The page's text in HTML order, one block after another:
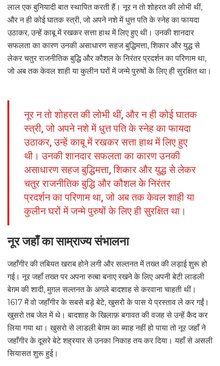
लाल एक बुनियादी बात स्थापित करती हैं। नूर न तो शोहरत की लोभी थीं,
और न ही कोई घातक स्त्री, जो अपने नशे में धुत्त पति के स्नेह का फायदा
उठाकर, उन्हें काबू में रखकर सत्ता हाथ में लिए हुए थी। उनकी शानदार
सफलता का कारण उनकी असाधारण सहज बुद्धिमत्ता, शिकार और युद्ध से
लेकर चतुर राजनीतिक बुद्धि और कौशल के निरंतर प्रदर्शन का परिणाम था,
जो अब तक केवल शाही या कुलीन घरों में जन्मे पुरुषों के लिए ही सुरक्षित था।
नूर न तो शोहरत की लोभी थीं, और न ही कोई घातक
स्त्री, जो अपने नशे में धुत्त पति के स्नेह का फायदा
उठाकर, उन्हें काबू में रखकर सत्ता हाथ में लिए हुए
थी। उनकी शानदार सफलता का कारण उनकी
असाधारण सहज बुद्धिमत्ता, शिकार और युद्ध से लेकर
चतुर राजनीतिक बुद्धि और कौशल के निरंतर
प्रदर्शन का परिणाम था, जो अब तक केवल शाही या
कुलीन घरों में जन्मे पुरुषों के लिए ही सुरक्षित था।
नूर जहाँ का साम्राज्य संभालना
जहाँगीर की तबियत खराब होने लगी और सल्तनत में तख्त की लड़ाई शुरू हो
गई। नूर जहाँ तख्त पर अपना रुत्बा बनाए रखने के लिए अपनी बेटी लाडली
बेग़म की शादी, मुग़ल सल्तनत के अगले बादशाह से करवाना चाहती थीं।
1617 में वो जहाँगीर के सबसे बड़े बेटे, खुसरो के पास ये प्रस्ताव ले कर गईं।
खुसरो तब जेल में थे। बादशाह के खिलाफ़ बगावत की वजह से उन्हें कैद कर
लिया गया था। खुसरो से लाडली बेग़म का ब्याह नहीं हो पाया तो नूर जहाँ ने
जहाँगीर के दूसरे बेटे शह्रयार से उनका निकाह तय कर दिया। यहाँ से असली
सियासत शुरू हुई।